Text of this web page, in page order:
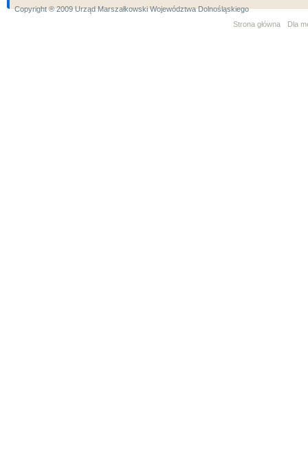
Copyright ® 2009 Urząd Marszałkowski Województwa Dolnośląskiego
Strona główna
Dla